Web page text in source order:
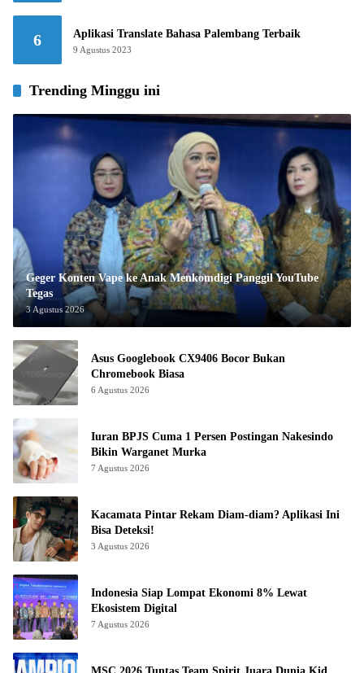
6 Aplikasi Translate Bahasa Palembang Terbaik
9 Agustus 2023
Trending Minggu ini
Geger Konten Vape ke Anak Menkomdigi Panggil YouTube
Tegas
3 Agustus 2026
Asus Googlebook CX9406 Bocor Bukan
Chromebook Biasa
6 Agustus 2026
Iuran BPJS Cuma 1 Persen Postingan Nakesindo
Bikin Warganet Murka
7 Agustus 2026
Kacamata Pintar Rekam Diam-diam? Aplikasi Ini
Bisa Deteksi!
3 Agustus 2026
Indonesia Siap Lompat Ekonomi 8% Lewat
Ekosistem Digital
7 Agustus 2026